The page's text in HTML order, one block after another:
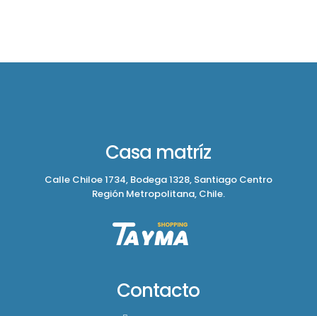
Casa matríz
Calle Chiloe 1734, Bodega 1328, Santiago Centro
Región Metropolitana, Chile.
Contacto